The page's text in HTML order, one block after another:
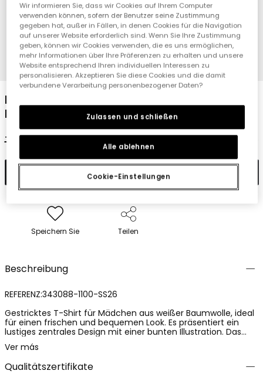
1 2 3 4
Mädchen T-Shirt aus weißem
Baumwolljersey
17,95 €
In den Warenkorb
Speichern Sie Teilen
Beschreibung
REFERENZ:343088-1100-SS26
Gestricktes T-Shirt für Mädchen aus weißer Baumwolle, ideal
für einen frischen und bequemen Look. Es präsentiert ein
lustiges zentrales Design mit einer bunten Illustration. Das
Baumwollmaterial sorgt für Weichheit und Atmungsaktivität,
perfekt für den täglichen Gebrauch. Erhältlich in Größen von
18 Monaten bis 14 Jahren, passt es sich verschiedenen
Wachstumsphasen an. Mit einem Rundhalsausschnitt und
Ver más
Qualitätszertifikate
Wir informieren Sie, dass wir Cookies auf Ihrem Computer
verwenden können, sofern der Benutzer seine Zustimmung
gegeben hat, außer in Fällen, in denen Cookies für die Navigation
auf unserer Website erforderlich sind. Wenn Sie Ihre Zustimmung
geben, können wir Cookies verwenden, die es uns ermöglichen,
mehr Informationen über Ihre Präferenzen zu erhalten und unsere
Website entsprechend Ihren individuellen Interessen zu
personalisieren. Akzeptieren Sie diese Cookies und die damit
verbundene Verarbeitung personenbezogener Daten?
Cookie-Einstellungen
Alle ablehnen
Zulassen und schließen